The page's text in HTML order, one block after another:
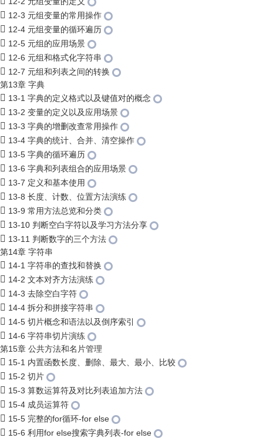
12-3 元组变量的常用操作
12-4 元组变量的循环遍历
12-5 元组的应用场景
12-6 元组和格式化字符串
12-7 元组和列表之间的转换
第13章 字典
13-1 字典的定义格式以及键值对的概念
13-2 变量的定义以及应用场景
13-3 字典的增删改查常用操作
13-4 字典的统计、合并、清空操作
13-5 字典的循环遍历
13-6 字典和列表组合的应用场景
13-7 定义和基本使用
13-8 长度、计数、位置方法演练
13-9 常用方法总览和分类
13-10 判断空白字符以及学习方法分享
13-11 判断数字的三个方法
第14章 字符串
14-1 字符串的查找和替换
14-2 文本对齐方法演练
14-3 去除空白字符
14-4 拆分和拼接字符串
14-5 切片概念和语法以及倒序索引
14-6 字符串切片演练
第15章 公共方法和名片管理
15-1 内置函数长度、删除、最大、最小、比较
15-2 切片
15-3 算数运算符及对比列表追加方法
15-4 成员运算符
15-5 完整的for循环-for else
15-6 利用for else搜索字典列表-for else